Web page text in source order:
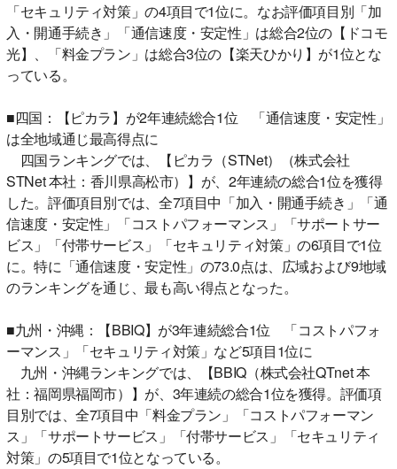
「セキュリティ対策」の4項目で1位に。なお評価項目別「加
入・開通手続き」「通信速度・安定性」は総合2位の【ドコモ
光】、「料金プラン」は総合3位の【楽天ひかり】が1位とな
っている。
■四国：【ピカラ】が2年連続総合1位 「通信速度・安定性」
は全地域通じ最高得点に
四国ランキングでは、【ピカラ（STNet）（株式会社
STNet 本社：香川県高松市）】が、2年連続の総合1位を獲得
した。評価項目別では、全7項目中「加入・開通手続き」「通
信速度・安定性」「コストパフォーマンス」「サポートサー
ビス」「付帯サービス」「セキュリティ対策」の6項目で1位
に。特に「通信速度・安定性」の73.0点は、広域および9地域
のランキングを通じ、最も高い得点となった。
■九州・沖縄：【BBIQ】が3年連続総合1位 「コストパフォ
ーマンス」「セキュリティ対策」など5項目1位に
九州・沖縄ランキングでは、【BBIQ（株式会社QTnet 本
社：福岡県福岡市）】が、3年連続の総合1位を獲得。評価項
目別では、全7項目中「料金プラン」「コストパフォーマン
ス」「サポートサービス」「付帯サービス」「セキュリティ
対策」の5項目で1位となっている。